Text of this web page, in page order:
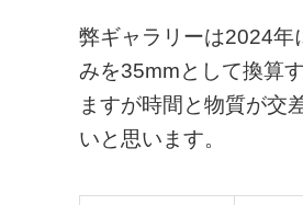
弊ギャラリーは2024年
みを35mmとして換算
ますが時間と物質が交
いと思います。